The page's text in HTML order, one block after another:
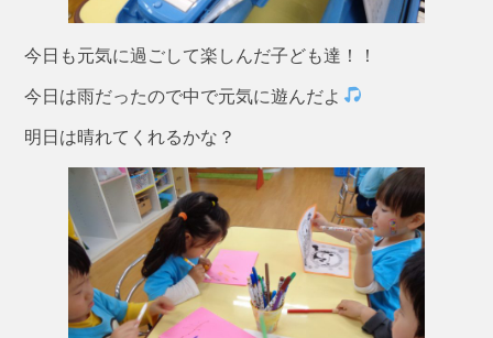
今日も元気に過ごして楽しんだ子ども達！！
今日は雨だったので中で元気に遊んだよ
明日は晴れてくれるかな？